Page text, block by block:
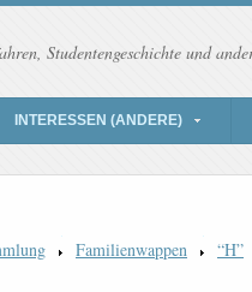
Studentengeschichte und
INTERESSEN (ANDERE)
Familienwappen “H”